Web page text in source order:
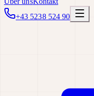
+43 5238 524 90